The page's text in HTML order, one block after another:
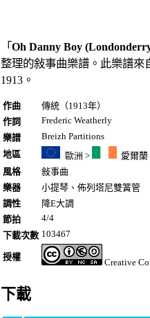
「Oh Danny Boy
整理的敍事曲樂譜。此樂譜
1913。
作曲
傳統（1913年）
作詞
Frederic Weatherly
樂譜
Breizh Partitions
地區
歐洲 >
愛爾蘭
風格
敍事曲
樂器
小提琴 、佈列塔尼雙簧管
調性
降E大調
節拍
4/4
下載次數 103467
授權
Creative
下載